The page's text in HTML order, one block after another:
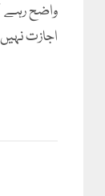
واضح رہے
اجازت